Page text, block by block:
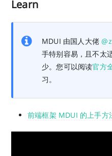
Learn
MDUI 由国人大佬
手特别容易，且不太
少。您可以阅读官方
习。
前端框架 MDUI 的上手方